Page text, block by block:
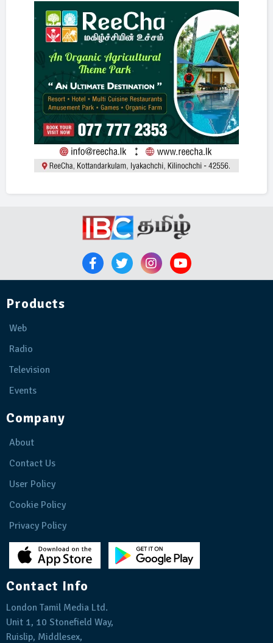
Products
Web
Radio
Television
Events
Company
About
Contact Us
User Policy
Cookie Policy
Privacy Policy
Contact Info
London Tamil Media Ltd.
Unit 1, 10 Stonefield Way,
Ruislip, Middlesex,